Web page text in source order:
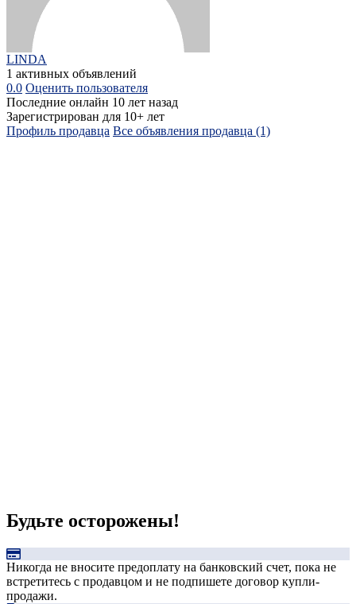
LINDA
1 активных объявлений
0.0 Оценить пользователя
Последние онлайн 10 лет назад
Зарегистрирован для 10+ лет
Профиль продавца Все объявления продавца (1)
Будьте осторожены!
Никогда не вносите предоплату на банковский счет, пока не
встретитесь с продавцом и не подпишете договор купли-
продажи.